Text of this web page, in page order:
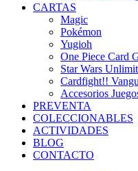
CARTAS
Magic
Pokémon
Yugioh
One Piece Card
Star Wars
Cardfight!!
Accesorios
PREVENTA
COLECCIONABLES
ACTIVIDADES
BLOG
CONTACTO